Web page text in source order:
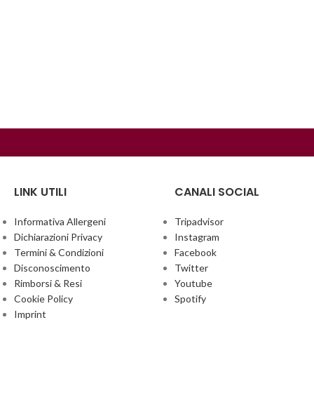
LINK UTILI
Informativa Allergeni
Dichiarazioni Privacy
Termini & Condizioni
Disconoscimento
Rimborsi & Resi
Cookie Policy
Imprint
CANALI SOCIAL
Tripadvisor
Instagram
Facebook
Twitter
Youtube
Spotify